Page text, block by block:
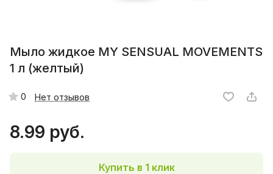
Мыло жидкое MY SENSUAL MOVEMENTS
1 л (желтый)
0 Нет отзывов
8.99 руб.
Купить в 1 клик